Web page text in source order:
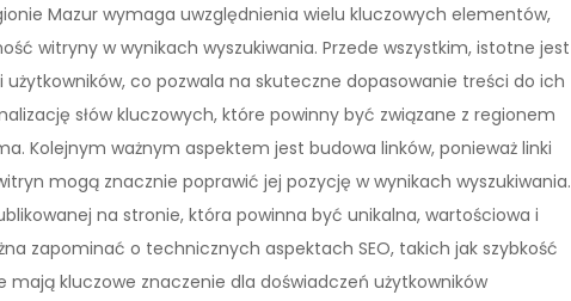
Mazur wymaga uwzględnienia wielu kluczowych elementów,
witryny w wynikach wyszukiwania. Przede wszystkim, istotne jest
co pozwala na skuteczne dopasowanie treści do ich
słów kluczowych, które powinny być związane z regionem
Kolejnym ważnym aspektem jest budowa linków, ponieważ linki
mogą znacznie poprawić jej pozycję w wynikach wyszukiwania.
na stronie, która powinna być unikalna, wartościowa i
zapominać o technicznych aspektach SEO, takich jak szybkość
mają kluczowe znaczenie dla doświadczeń użytkowników